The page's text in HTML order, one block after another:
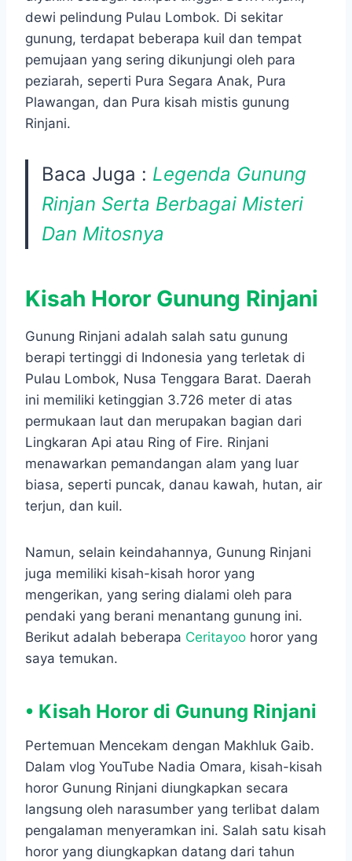
dewi pelindung Pulau Lombok. Di sekitar
gunung, terdapat beberapa kuil dan tempat
pemujaan yang sering dikunjungi oleh para
peziarah, seperti Pura Segara Anak, Pura
Plawangan, dan Pura kisah mistis gunung
Rinjani.
Baca Juga : Legenda Gunung
Rinjan Serta Berbagai Misteri
Dan Mitosnya
Kisah Horor Gunung Rinjani
Gunung Rinjani adalah salah satu gunung
berapi tertinggi di Indonesia yang terletak di
Pulau Lombok, Nusa Tenggara Barat. Daerah
ini memiliki ketinggian 3.726 meter di atas
permukaan laut dan merupakan bagian dari
Lingkaran Api atau Ring of Fire. Rinjani
menawarkan pemandangan alam yang luar
biasa, seperti puncak, danau kawah, hutan, air
terjun, dan kuil.
Namun, selain keindahannya, Gunung Rinjani
juga memiliki kisah-kisah horor yang
mengerikan, yang sering dialami oleh para
pendaki yang berani menantang gunung ini.
Berikut adalah beberapa Ceritayoo horor yang
saya temukan.
• Kisah Horor di Gunung Rinjani
Pertemuan Mencekam dengan Makhluk Gaib.
Dalam vlog YouTube Nadia Omara, kisah-kisah
horor Gunung Rinjani diungkapkan secara
langsung oleh narasumber yang terlibat dalam
pengalaman menyeramkan ini. Salah satu kisah
horor yang diungkapkan datang dari tahun